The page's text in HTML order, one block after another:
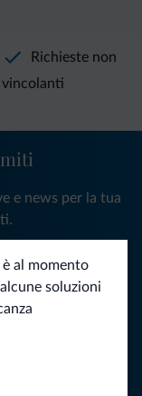
al momento
soluzioni
Richieste non
vincolanti
e news per la tua